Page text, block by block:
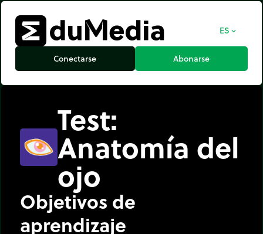
ES expand_more
Conectarse Abonarse
Test:
Anatomía del
ojo
Objetivos de
aprendizaje